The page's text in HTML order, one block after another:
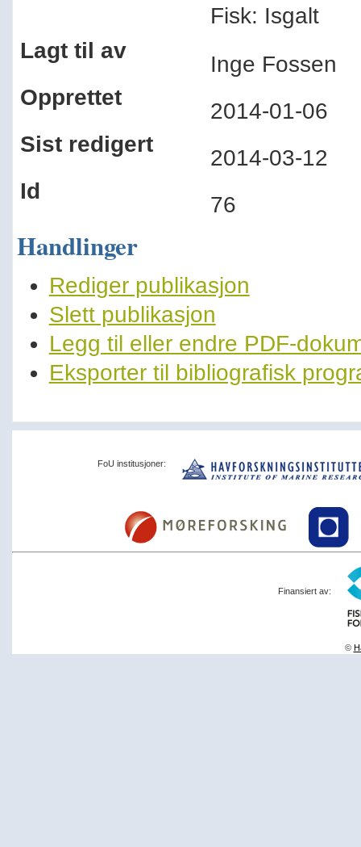
Fisk: Isgalt
Lagt til av
Inge Fossen
Opprettet
2014-01-06
Sist redigert
2014-03-12
Id
76
Handlinger
Rediger publikasjon
Slett publikasjon
Legg til eller endre PDF-
Eksporter til bibliografisk
FoU institusjoner:
Finansiert av:
©